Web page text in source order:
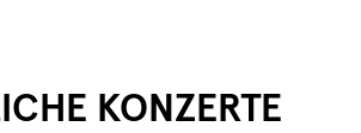
KONZERTE